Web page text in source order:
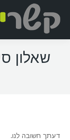
שאלון
דעתך חשובה לנו.